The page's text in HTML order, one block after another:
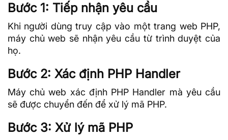
Bước 1: Tiếp nhận yêu cầu
Khi người dùng truy cập vào một trang web PHP,
máy chủ web sẽ nhận yêu cầu từ trình duyệt của
họ.
Bước 2: Xác định PHP Handler
Máy chủ web xác định PHP Handler mà yêu cầu
sẽ được chuyển đến để xử lý mã PHP.
Bước 3: Xử lý mã PHP